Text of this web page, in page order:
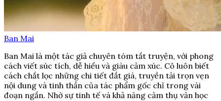
Ban Mai
Ban Mai là một tác giả chuyên tóm tắt truyện, với phong
cách viết súc tích, dễ hiểu và giàu cảm xúc. Cô luôn biết
cách chắt lọc những chi tiết đắt giá, truyền tải trọn vẹn
nội dung và tinh thần của tác phẩm gốc chỉ trong vài
đoạn ngắn. Nhờ sự tinh tế và khả năng cảm thụ văn học